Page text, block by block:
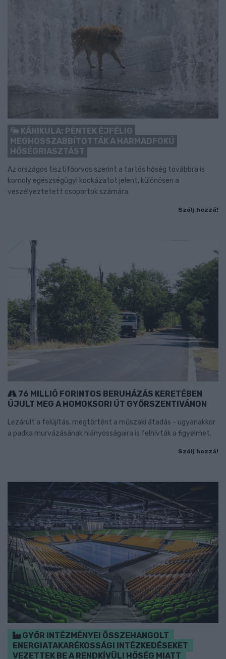
KÁNIKULA: PÉNTEK ÉJFÉLIG
MEGHOSSZABBÍTOTTÁK A HARMADFOKÚ
HŐSÉGRIASZTÁST
Az országos tisztifőorvos szerint a tartós hőség továbbra is
komoly egészségügyi kockázatot jelent, különösen a
veszélyeztetett csoportok számára.
Szólj hozzá!
76 MILLIÓ FORINTOS BERUHÁZÁS KERETÉBEN
ÚJULT MEG A HOMOKSORI ÚT GYŐRSZENTIVÁNON
Lezárult a felújítás, megtörtént a műszaki átadás - ugyanakkor
a padka murvázásának hiányosságaira is felhívták a figyelmet.
Szólj hozzá!
GYŐR INTÉZMÉNYEI ÖSSZEHANGOLT
ENERGIATAKARÉKOSSÁGI INTÉZKEDÉSEKET
VEZETTEK BE A RENDKÍVÜLI HŐSÉG MIATT